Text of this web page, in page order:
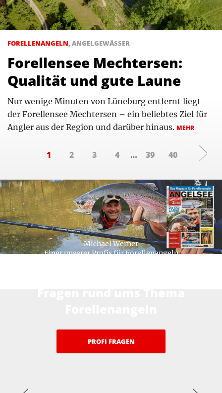
FORELLENANGELN, ANGELGEWÄSSER
Forellensee Mechtersen:
Qualität und gute Laune
Nur wenige Minuten von Lüneburg entfernt liegt
der Forellensee Mechtersen – ein beliebtes Ziel für
Angler aus der Region und darüber hinaus. MEHR
1 2 3 4 … 39 40
Michael Werner
Einer unserer Profis für Forellenangeln
PROFI FRAGEN